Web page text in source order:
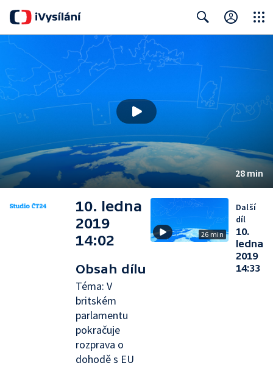
28 min
10. ledna
2019
14:02
Obsah dílu
Téma: V
britském
parlamentu
pokračuje
rozprava o
dohodě s EU
26 min
Další
díl
10.
ledna
2019
14:33